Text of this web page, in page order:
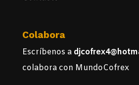
Colabora
Escríbenos a
colabora con MundoCofrex